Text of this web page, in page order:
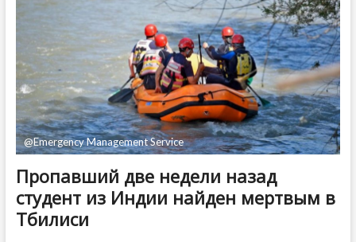
летию
провозглашения
христианства
госрелигией
@Emergency Management Service
Пропавший две недели назад
студент из Индии найден мертвым в
Тбилиси